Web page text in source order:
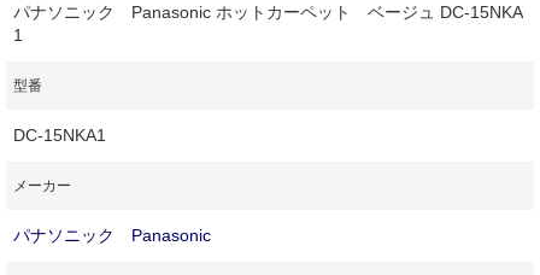
パナソニック Panasonic ホットカーペット ベージュ DC-15NKA
1
型番
DC-15NKA1
メーカー
パナソニック Panasonic